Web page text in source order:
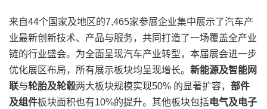
来自44个国家及地区的7,465家参展企业集中展示了汽车产
业最新创新技术、产品与服务，共同打造了一场覆盖全产业
链的行业盛会。为全面呈现汽车产业转型，本届展会进一步
优化展区布局，所有展示板块均呈现增长。 新能源及智能网
联与轮胎及轮毂两大板块规模实现50% 的显著扩容， 部件
及组件板块面积也有10%的提升。其他板块包括电气及电子